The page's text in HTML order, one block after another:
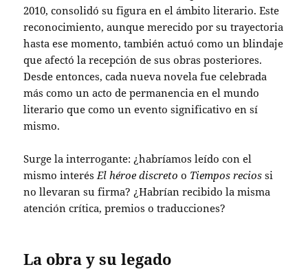
2010, consolidó su figura en el ámbito literario. Este
reconocimiento, aunque merecido por su trayectoria
hasta ese momento, también actuó como un blindaje
que afectó la recepción de sus obras posteriores.
Desde entonces, cada nueva novela fue celebrada
más como un acto de permanencia en el mundo
literario que como un evento significativo en sí
mismo.
Surge la interrogante: ¿habríamos leído con el
mismo interés El héroe discreto o Tiempos recios si
no llevaran su firma? ¿Habrían recibido la misma
atención crítica, premios o traducciones?
La obra y su legado